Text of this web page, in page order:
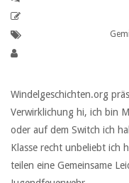
Windelgeschichten.org
Verwirklichung hi, ich bin
oder auf dem Switch ich
Klasse recht unbeliebt ich
teilen eine Gemeinsame